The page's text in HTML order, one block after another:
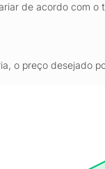
de acordo com o
o preço desejado